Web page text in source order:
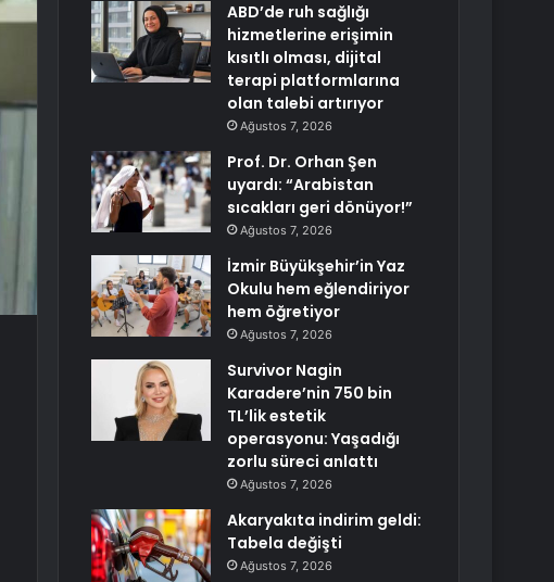
ABD’de ruh sağlığı
hizmetlerine erişimin
kısıtlı olması, dijital
terapi platformlarına
olan talebi artırıyor
Ağustos 7, 2026
Prof. Dr. Orhan Şen
uyardı: “Arabistan
sıcakları geri dönüyor!”
Ağustos 7, 2026
İzmir Büyükşehir’in Yaz
Okulu hem eğlendiriyor
hem öğretiyor
Ağustos 7, 2026
Survivor Nagin
Karadere’nin 750 bin
TL’lik estetik
operasyonu: Yaşadığı
zorlu süreci anlattı
Ağustos 7, 2026
Akaryakıta indirim geldi:
Tabela değişti
Ağustos 7, 2026